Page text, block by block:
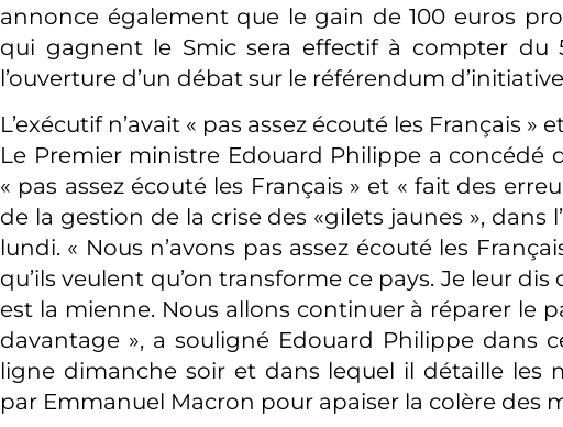
annonce également que le gain de 100 euros
qui gagnent le Smic sera effectif à compter du
l’ouverture d’un débat sur le référendum
L’exécutif n’avait « pas assez écouté les Français »
Le Premier ministre Edouard Philippe a concédé
« pas assez écouté les Français » et « fait des
de la gestion de la crise des «gilets jaunes », dans
lundi. « Nous n’avons pas assez écouté les
qu’ils veulent qu’on transforme ce pays. Je leur
est la mienne. Nous allons continuer à réparer le
davantage », a souligné Edouard Philippe dans
ligne dimanche soir et dans lequel il détaille les
par Emmanuel Macron pour apaiser la colère des